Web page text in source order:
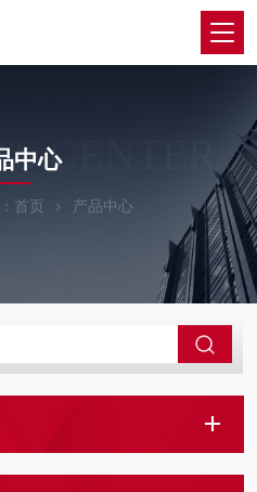
CENTER
中心
首页 产品中心